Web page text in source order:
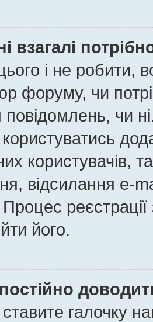
взагалі
і не робити,
форуму, чи
чи
користувачів,
відсилання e-
Процес
його.
галочку